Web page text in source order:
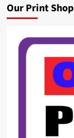
Our Print Shop